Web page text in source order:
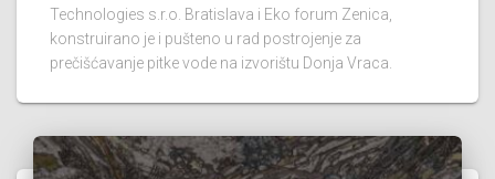
Technologies s.r.o. Bratislava i Eko forum Zenica,
konstruirano je i pušteno u rad postrojenje za
prečišćavanje pitke vode na izvorištu Donja Vraca.